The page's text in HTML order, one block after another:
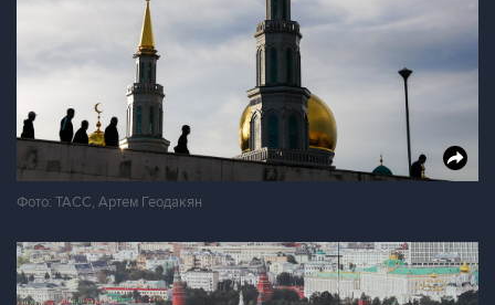
Фото: ТАСС, Артем Геодакян